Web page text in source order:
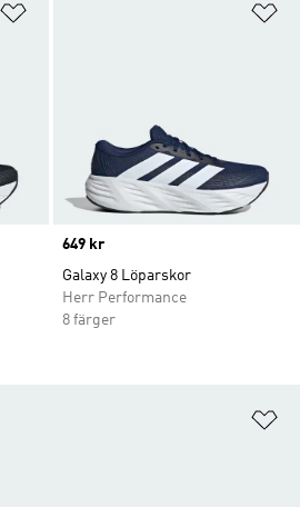
Price
649 kr
Galaxy 8 Löparskor
Herr Performance
8 färger